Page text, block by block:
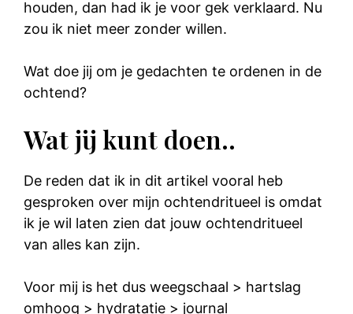
houden, dan had ik je voor gek verklaard. Nu
zou ik niet meer zonder willen.
Wat doe jij om je gedachten te ordenen in de
ochtend?
Wat jij kunt doen..
De reden dat ik in dit artikel vooral heb
gesproken over mijn ochtendritueel is omdat
ik je wil laten zien dat jouw ochtendritueel
van alles kan zijn.
Voor mij is het dus weegschaal > hartslag
omhoog > hydratatie > journal